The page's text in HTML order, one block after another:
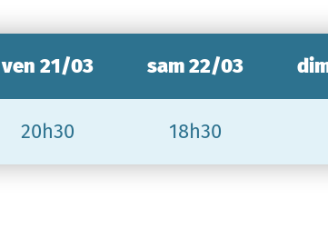
ven 21/03
20h30
sam 22/03
18h30